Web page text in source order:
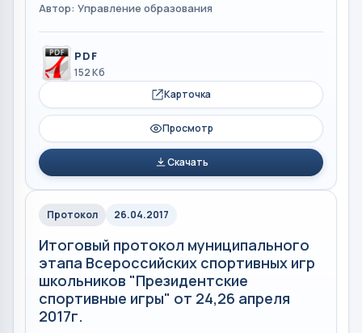
Автор: Управление образования
PDF
152 Кб
Карточка
Просмотр
Скачать
Протокол 26.04.2017
Итоговый протокол муниципального
этапа Всероссийских спортивных игр
школьников "Президентские
спортивные игры" от 24,26 апреля
2017г.